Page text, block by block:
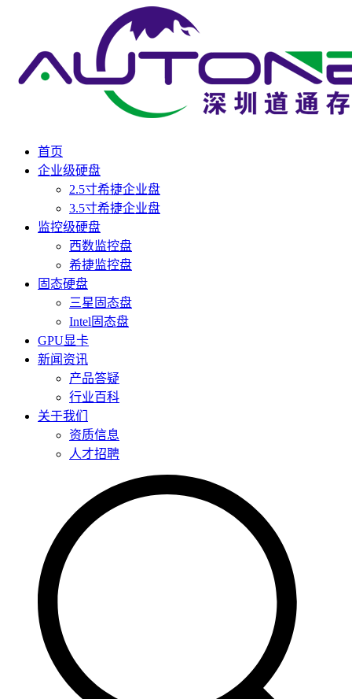
首页
企业级硬盘
2.5寸希捷企业盘
3.5寸希捷企业盘
监控级硬盘
西数监控盘
希捷监控盘
固态硬盘
三星固态盘
Intel固态盘
GPU显卡
新闻资讯
产品答疑
行业百科
关于我们
资质信息
人才招聘